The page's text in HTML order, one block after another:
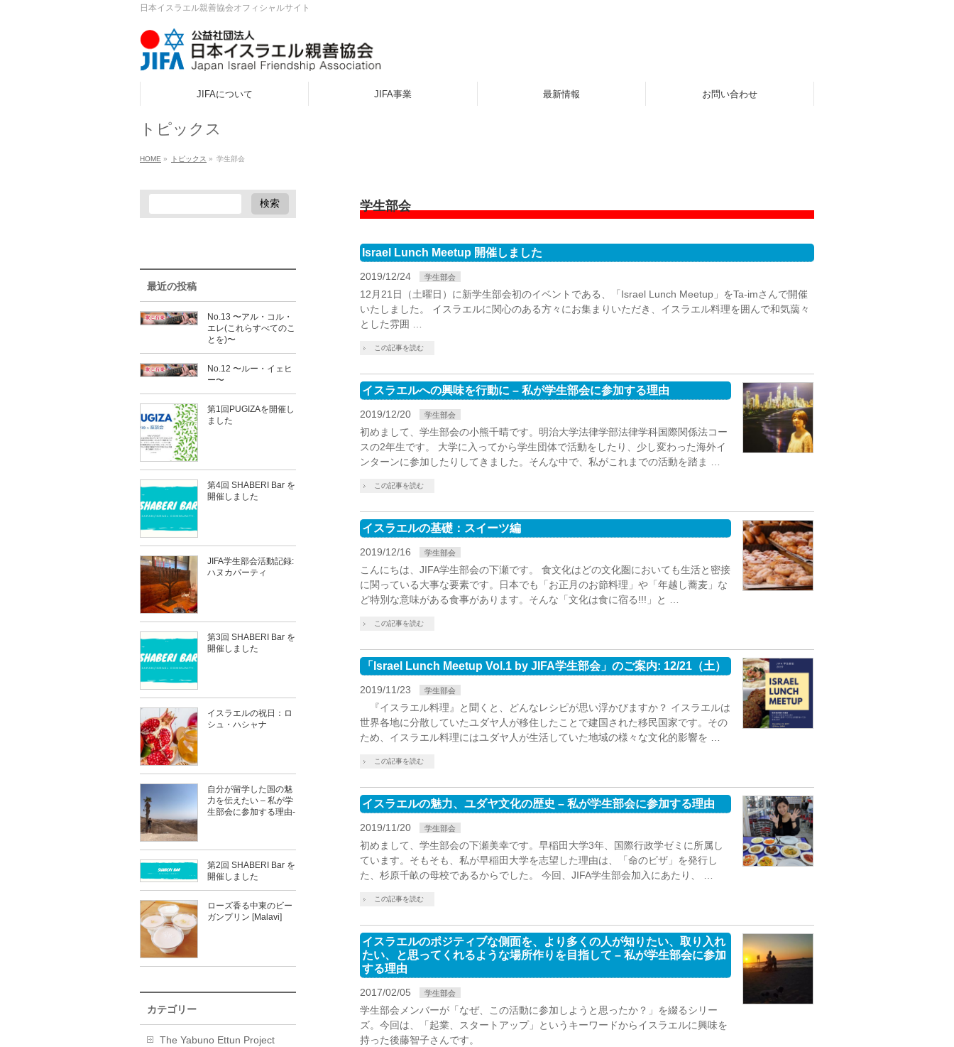
日本イスラエル親善協会オフィシャルサイト
JIFAについて JIFA事業 最新情報 お問い合わせ
トピックス
HOME » トピックス » 学生部会
学生部会
Israel Lunch Meetup 開催しました
2019/12/24 学生部会
12月21日（土曜日）に新学生部会初のイベントである、「Israel Lunch Meetup」をTa-imさんで開催
いたしました。 イスラエルに関心のある方々にお集まりいただき、イスラエル料理を囲んで和気藹々
とした雰囲 …
この記事を読む
イスラエルへの興味を行動に – 私が学生部会に参加する理由
2019/12/20 学生部会
初めまして、学生部会の小熊千晴です。明治大学法律学部法律学科国際関係法コー
スの2年生です。 大学に入ってから学生団体で活動をしたり、少し変わった海外イ
ンターンに参加したりしてきました。そんな中で、私がこれまでの活動を踏ま …
この記事を読む
イスラエルの基礎：スイーツ編
2019/12/16 学生部会
こんにちは、JIFA学生部会の下瀬です。 食文化はどの文化圏においても生活と密接
に関っている大事な要素です。日本でも「お正月のお節料理」や「年越し蕎麦」な
ど特別な意味がある食事があります。そんな「文化は食に宿る!!!」と …
この記事を読む
「Israel Lunch Meetup Vol.1 by JIFA学生部会」のご案内: 12/21（土）
2019/11/23 学生部会
『イスラエル料理』と聞くと、どんなレシピが思い浮かびますか？ イスラエルは
世界各地に分散していたユダヤ人が移住したことで建国された移民国家です。その
ため、イスラエル料理にはユダヤ人が生活していた地域の様々な文化的影響を …
この記事を読む
イスラエルの魅力、ユダヤ文化の歴史 – 私が学生部会に参加する理由
2019/11/20 学生部会
初めまして、学生部会の下瀬美幸です。早稲田大学3年、国際行政学ゼミに所属し
ています。そもそも、私が早稲田大学を志望した理由は、「命のビザ」を発行し
た、杉原千畝の母校であるからでした。 今回、JIFA学生部会加入にあたり、 …
この記事を読む
イスラエルのポジティブな側面を、より多くの人が知りたい、取り入れ
たい、と思ってくれるような場所作りを目指して – 私が学生部会に参加
する理由
2017/02/05 学生部会
学生部会メンバーが「なぜ、この活動に参加しようと思ったか？」を綴るシリー
ズ。今回は、「起業、スタートアップ」というキーワードからイスラエルに興味を
持った後藤智子さんです。
最近の投稿
No.13 〜アル・コル・
エレ(これらすべてのこ
とを)〜
No.12 〜ルー・イェヒ
ー〜
第1回PUGIZAを開催し
ました
第4回 SHABERI Bar を
開催しました
JIFA学生部会活動記録:
ハヌカパーティ
第3回 SHABERI Bar を
開催しました
イスラエルの祝日：ロ
シュ・ハシャナ
自分が留学した国の魅
力を伝えたい – 私が学
生部会に参加する理由-
第2回 SHABERI Bar を
開催しました
ローズ香る中東のビー
ガンプリン [Malavi]
カテゴリー
The Yabuno Ettun Project